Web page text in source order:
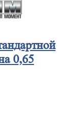
0,65